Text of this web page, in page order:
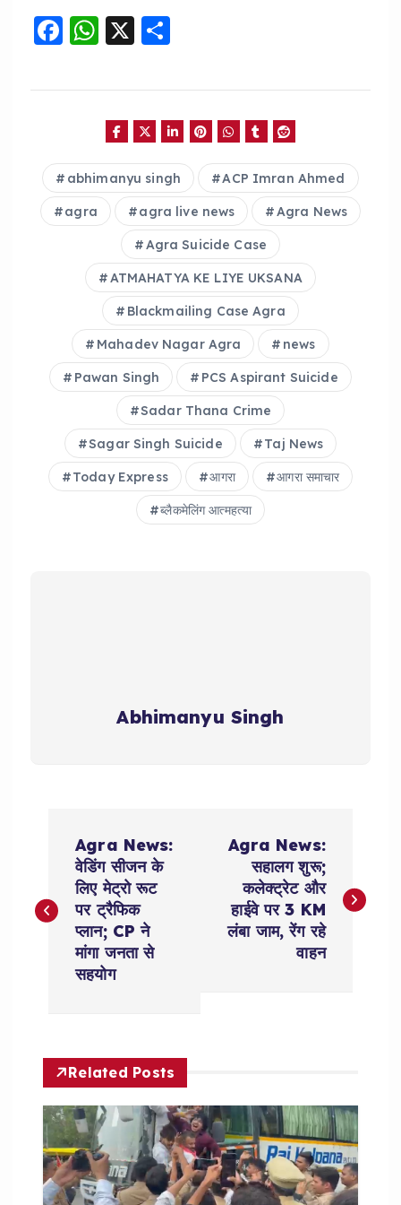
F
c
o
o
k
W
a
ts
A
p
p
X
a
re
abhimanyu singh ACP Imran Ahmed
agra agra live news Agra News
Agra Suicide Case
ATMAHATYA KE LIYE UKSANA
Blackmailing Case Agra
Mahadev Nagar Agra news
Pawan Singh PCS Aspirant Suicide
Sadar Thana Crime
Sagar Singh Suicide Taj News
Today Express आगरा आगरा समाचार
ब्लैकमेलिंग आत्महत्या
Abhimanyu Singh
s
a
v
g
Agra News:
वेडिंग सीजन के
लिए मेट्रो रूट
पर ट्रैफिक
प्लान; CP ने
मांगा जनता से
सहयोग
Agra News:
सहालग शुरू;
कलेक्ट्रेट और
हाईवे पर 3 KM
लंबा जाम, रेंग रहे
वाहन
Related Posts